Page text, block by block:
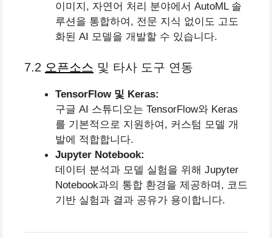
이미지, 자연어 처리 분야에서 AutoML 솔
루션을 통합하여, 전문 지식 없이도 고도
화된 AI 모델을 개발할 수 있습니다.
7.2 오픈소스 및 타사 도구 연동
TensorFlow 및 Keras:
구글 AI 스튜디오는 TensorFlow와 Keras
를 기본적으로 지원하여, 커스텀 모델 개
발에 적합합니다.
Jupyter Notebook:
데이터 분석과 모델 실험을 위해 Jupyter
Notebook과의 통합 환경을 제공하며, 코드
기반 실험과 결과 공유가 용이합니다.